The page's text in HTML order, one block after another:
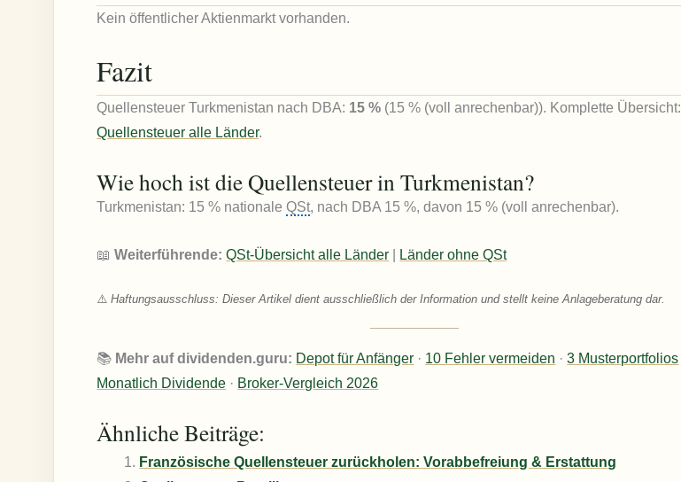
Kein öffentlicher Aktienmarkt vorhanden.
Fazit
Quellensteuer Turkmenistan nach DBA: 15 % (15 % (voll anrechenbar)). Komplette Übersicht:
Quellensteuer alle Länder.
Wie hoch ist die Quellensteuer in Turkmenistan?
Turkmenistan: 15 % nationaleQSt, nach DBA 15 %, davon 15 % (voll anrechenbar).
📖Weiterführende: QSt-Übersicht alle Länder Länder ohne QSt
⚠️Haftungsausschluss: Dieser Artikel dient ausschließlich der Information und stellt keine Anlageberatung dar.
📚 Mehr auf dividenden.guru: Depot für Anfänger · 10 Fehler vermeiden ·3 Musterportfolios
Monatlich Dividende · Broker-Vergleich 2026
Ähnliche Beiträge:
Französische Quellensteuer zurückholen: Vorabbefreiung & Erstattung